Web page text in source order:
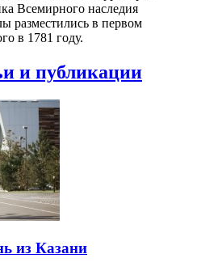
Всемирного наследия
в первом
в 1781 году.
и публикации
из Казани